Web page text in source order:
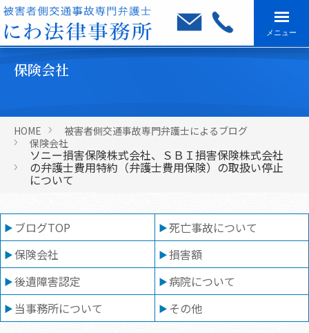
メニュー
保険会社
HOME
被害者側交通事故専門弁護士によるブログ
保険会社
ソニー損害保険株式会社、ＳＢＩ損害保険株式会社
の弁護士費用特約（弁護士費用保険）の取扱い停止
について
ブログTOP
死亡事故について
保険会社
損害額
後遺障害認定
病院について
当事務所について
その他